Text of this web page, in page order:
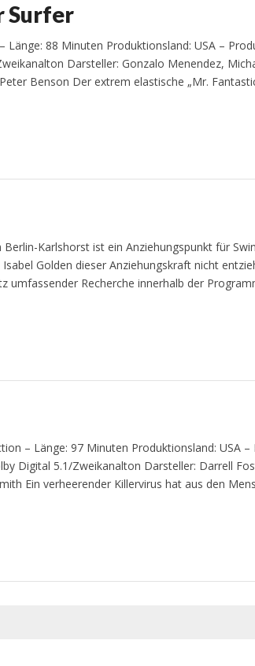
Surfer
Länge: 88 Minuten Produktionsland: USA –
Darsteller: Gonzalo Menendez,
Benson Der extrem elastische „Mr.
Karlshorst ist ein Anziehungspunkt für
Golden dieser Anziehungskraft nicht
umfassender Recherche innerhalb der
– Länge: 97 Minuten Produktionsland: USA
Digital 5.1/Zweikanalton Darsteller: Darrell
Ein verheerender Killervirus hat aus den